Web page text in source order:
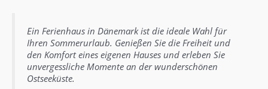
Ein Ferienhaus in Dänemark ist die ideale Wahl für
Ihren Sommerurlaub. Genießen Sie die Freiheit und
den Komfort eines eigenen Hauses und erleben Sie
unvergessliche Momente an der wunderschönen
Ostseeküste.